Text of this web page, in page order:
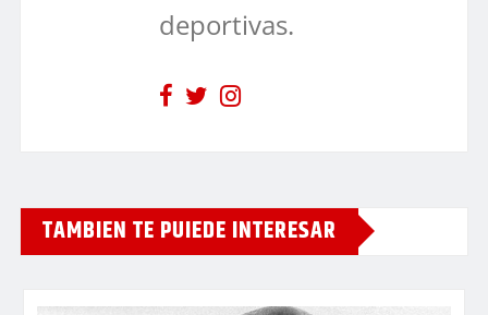
deportivas.
TAMBIEN TE PUIEDE INTERESAR